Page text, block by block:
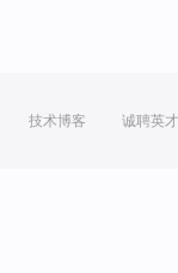
技术博客 诚聘英才